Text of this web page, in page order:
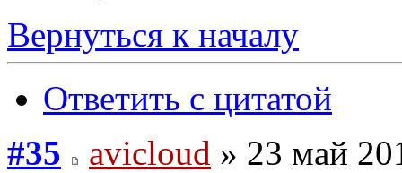
Вернуться к началу
Ответить с цитатой
#35
avicloud » 23 май